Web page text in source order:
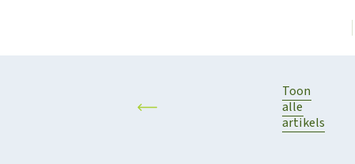
Toon
alle
artikels